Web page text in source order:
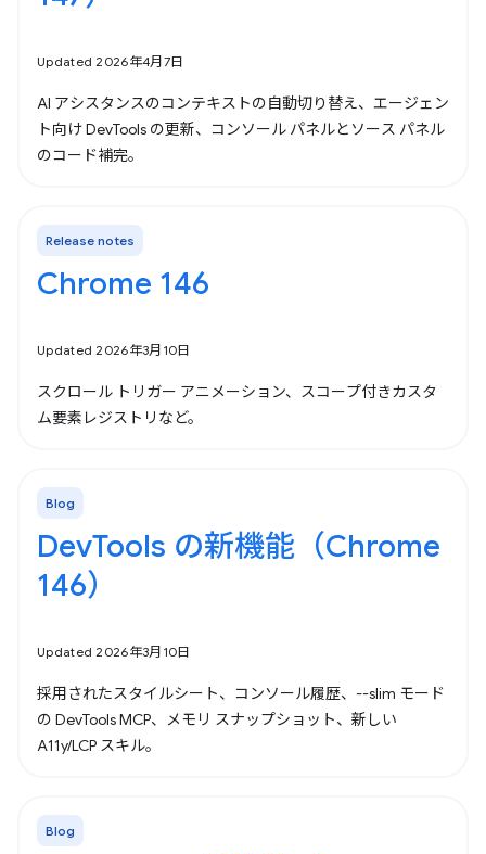
Updated 2026年4月7日
AI アシスタンスのコンテキストの自動切り替え、エージェン
ト向け DevTools の更新、コンソール パネルとソース パネル
のコード補完。
Release notes
Chrome 146
Updated 2026年3月10日
スクロール トリガー アニメーション、スコープ付きカスタ
ム要素レジストリなど。
Blog
DevTools の新機能（Chrome
146）
Updated 2026年3月10日
採用されたスタイルシート、コンソール履歴、--slim モード
の DevTools MCP、メモリ スナップショット、新しい
A11y/LCP スキル。
Blog